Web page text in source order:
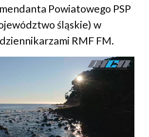
Powiatowego PSP
śląskie) w
RMF FM.